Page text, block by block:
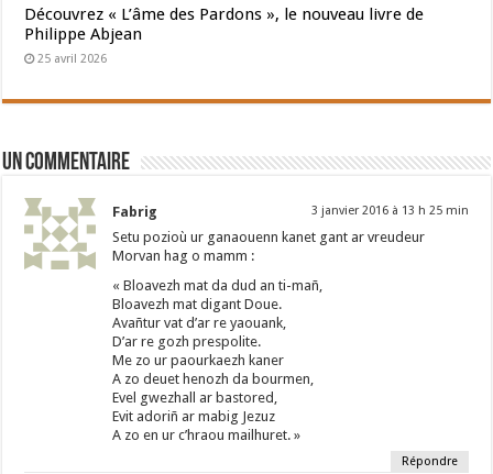
Découvrez « L’âme des Pardons », le nouveau livre de
Philippe Abjean
25 avril 2026
Un commentaire
Fabrig 3 janvier 2016 à 13 h 25 min
Setu pozioù ur ganaouenn kanet gant ar vreudeur
Morvan hag o mamm :
« Bloavezh mat da dud an ti-mañ,
Bloavezh mat digant Doue.
Avañtur vat d’ar re yaouank,
D’ar re gozh prespolite.
Me zo ur paourkaezh kaner
A zo deuet henozh da bourmen,
Evel gwezhall ar bastored,
Evit adoriñ ar mabig Jezuz
A zo en ur c’hraou mailhuret. »
Répondre